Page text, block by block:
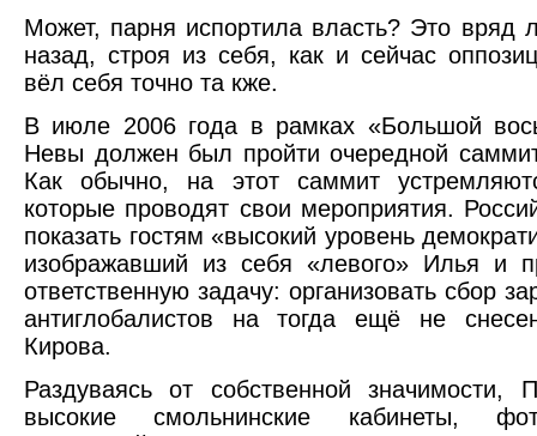
Может, парня испортила власть? Это вряд
назад, строя из себя, как и сейчас
вёл себя точно та кже.
В июле 2006 года в рамках «Большой
Невы должен был пройти очередной
Как обычно, на этот саммит
которые проводят свои мероприятия.
показать гостям «высокий уровень
изображавший из себя «левого» Илья и
ответственную задачу: организовать сбор
антиглобалистов на тогда ещё не
Кирова.
Раздуваясь от собственной значимости,
высокие смольнинские кабинеты,